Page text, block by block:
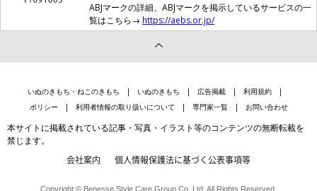
ABJマークの詳細、ABJマークを掲示しているサービスの一
覧はこちら→ https://aebs.or.jp/
いぬのきもち・ねこのきもち いぬのきもち 広告掲載
利用規約
ポリシー
利用者情報の取り扱いについて 専門家一覧 お問い合わせ
本サイトに掲載されている記事・写真・イラスト等のコンテンツの無断転載を
禁じます。
会社案内 個人情報保護法に基づく公表事項等
Copyright © Benesse Style Care Group Co.,Ltd. All Rights Reserved.